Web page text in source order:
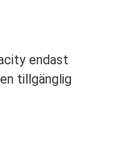
endast
tillgänglig